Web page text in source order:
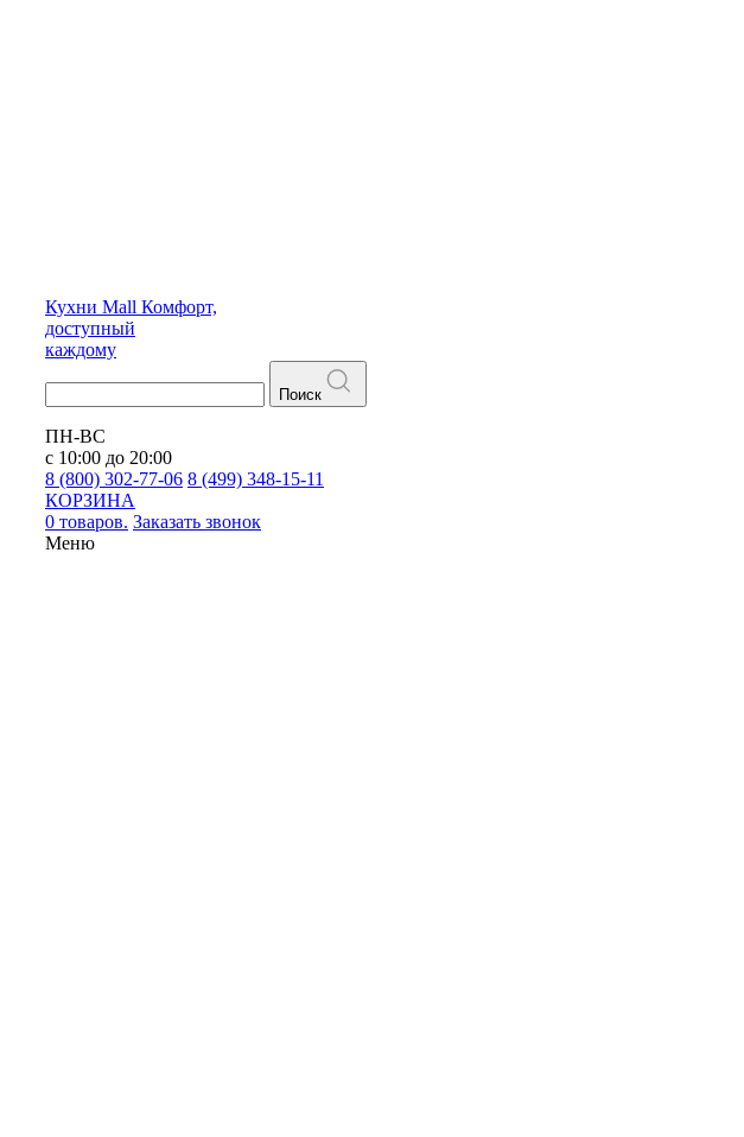
Кухни Mall Комфорт,
доступный
каждому
Поиск
ПН-ВС
с 10:00 до 20:00
8 (800) 302-77-06 8 (499) 348-15-11
КОРЗИНА
0 товаров. Заказать звонок
Меню